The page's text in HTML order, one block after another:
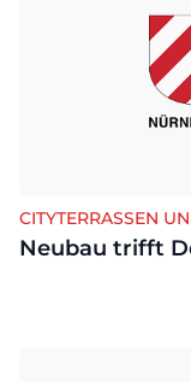
CITYTERRASSEN
Neubau trifft